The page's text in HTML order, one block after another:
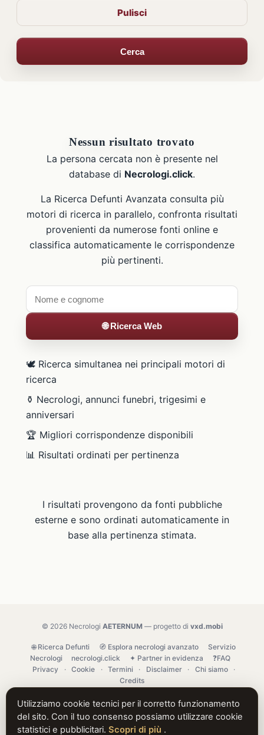
Pulisci
Cerca
Nessun risultato trovato
La persona cercata non è presente nel
database di Necrologi.click.
La Ricerca Defunti Avanzata consulta più
motori di ricerca in parallelo, confronta risultati
provenienti da numerose fonti online e
classifica automaticamente le corrispondenze
più pertinenti.
🌐 Ricerca Web
🕊️ Ricerca simultanea nei principali motori di
ricerca
⚱️ Necrologi, annunci funebri, trigesimi e
anniversari
🏆 Migliori corrispondenze disponibili
📊 Risultati ordinati per pertinenza
I risultati provengono da fonti pubbliche
esterne e sono ordinati automaticamente in
base alla pertinenza stimata.
© 2026 Necrologi AETERNUM— progetto di vxd.mobi
🌐 Ricerca Defunti 🧭 Esplora necrologi avanzato
Servizio
Necrologi
necrologi.click ✦ Partner in evidenza
❓FAQ
Privacy
· Cookie · Termini · Disclaimer · Chi siamo
·
Credits
Utilizziamo cookie tecnici per il corretto funzionamento
del sito. Con il tuo consenso possiamo utilizzare cookie
statistici e pubblicitari. Scopri di più .